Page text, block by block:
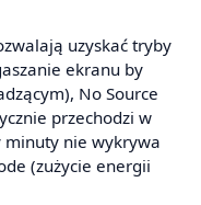
uzyskać tryby
ekranu by
No Source
przechodzi w
minuty nie wykrywa
(zużycie energii